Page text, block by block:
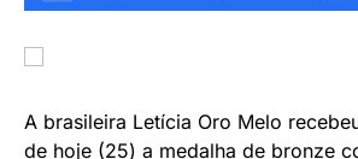
Letícia Oro fatura
salto em distância
término do Mundial